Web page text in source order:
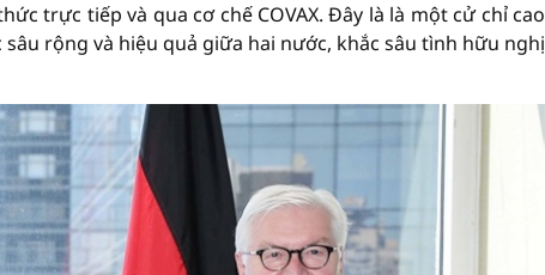
trực tiếp và qua cơ chế COVAX. Đây là là một cử chỉ cao
rộng và hiệu quả giữa hai nước, khắc sâu tình hữu nghị